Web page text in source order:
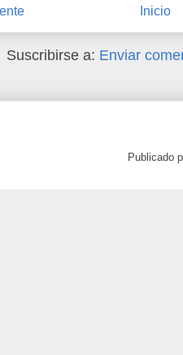
Inicio
Suscribirse a: Enviar
Publicado